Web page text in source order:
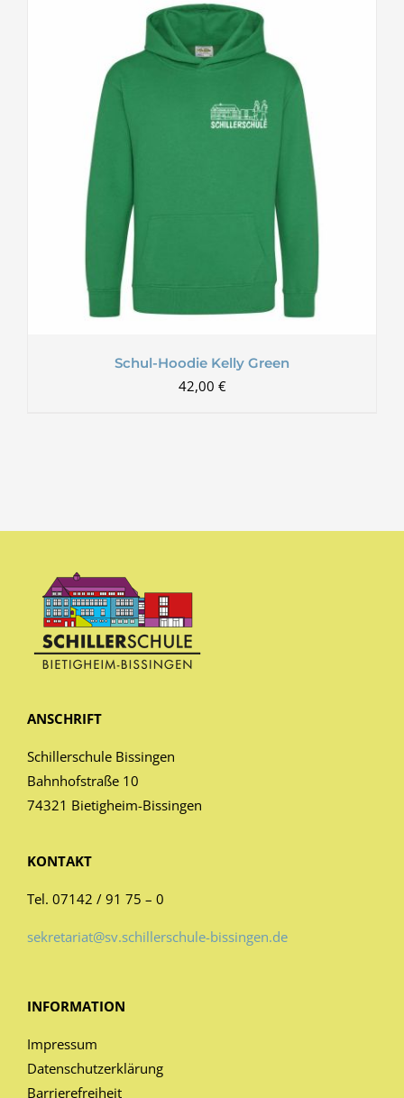
Schul-Hoodie Kelly Green
42,00 €
ANSCHRIFT
Schillerschule Bissingen
Bahnhofstraße 10
74321 Bietigheim-Bissingen
KONTAKT
Tel. 07142 / 91 75 – 0
sekretariat@sv.schillerschule-bissingen.de
INFORMATION
Impressum
Datenschutzerklärung
Barrierefreiheit